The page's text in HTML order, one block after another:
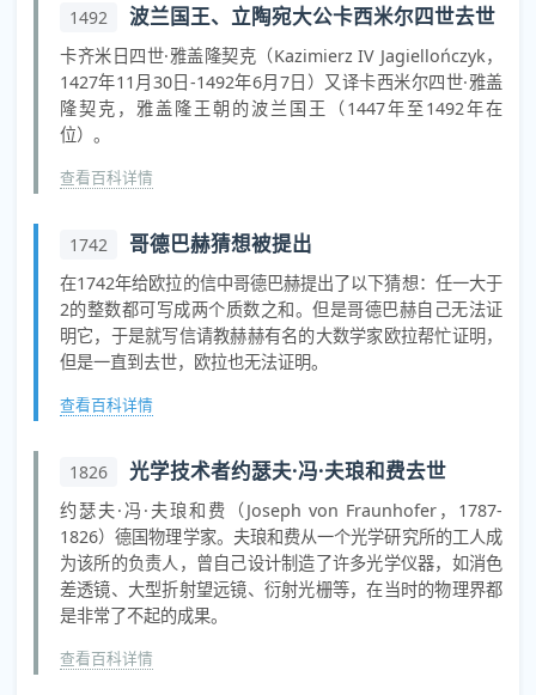
1492 波兰国王、立陶宛大公卡西米尔四世去世
卡齐米日四世·雅盖隆契克（Kazimierz IV Jagiellończyk，
1427年11月30日-1492年6月7日）又译卡西米尔四世·雅盖
隆契克，雅盖隆王朝的波兰国王（1447年至1492年在
位）。
查看百科详情
1742 哥德巴赫猜想被提出
在1742年给欧拉的信中哥德巴赫提出了以下猜想：任一大于
2的整数都可写成两个质数之和。但是哥德巴赫自己无法证
明它，于是就写信请教赫赫有名的大数学家欧拉帮忙证明，
但是一直到去世，欧拉也无法证明。
查看百科详情
1826 光学技术者约瑟夫·冯·夫琅和费去世
约瑟夫·冯·夫琅和费（Joseph von Fraunhofer，1787-
1826）德国物理学家。夫琅和费从一个光学研究所的工人成
为该所的负责人，曾自己设计制造了许多光学仪器，如消色
差透镜、大型折射望远镜、衍射光栅等，在当时的物理界都
是非常了不起的成果。
查看百科详情